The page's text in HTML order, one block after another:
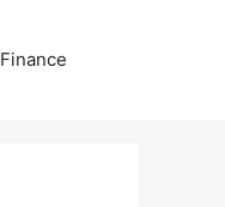
Finance